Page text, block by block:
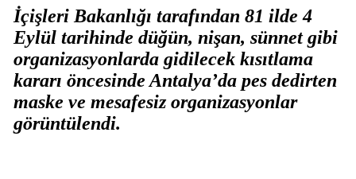
İçişleri Bakanlığı tarafından 81 ilde 4
Eylül tarihinde düğün, nişan, sünnet gibi
organizasyonlarda gidilecek kısıtlama
kararı öncesinde Antalya’da pes dedirten
maske ve mesafesiz organizasyonlar
görüntülendi.